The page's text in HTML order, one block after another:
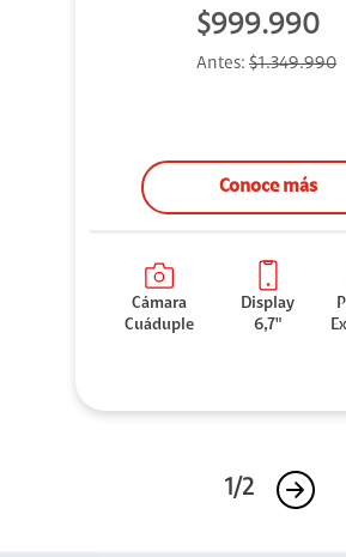
$999.990
Antes: $1.349.990
Conoce más
Cámara
Cuáduple
Display
6,7"
1/2